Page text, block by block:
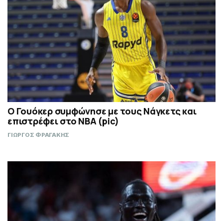
Ο Γουόκερ συμφώνησε με τους Νάγκετς και
επιστρέφει στο NBA (pic)
ΓΙΩΡΓΟΣ ΦΡΑΓΑΚΗΣ